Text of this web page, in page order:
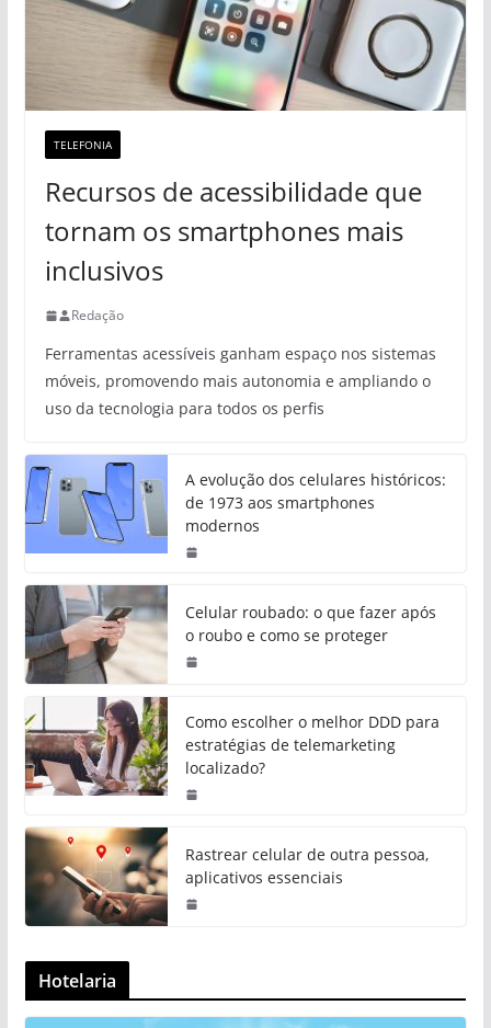
TELEFONIA
Recursos de acessibilidade que
tornam os smartphones mais
inclusivos
Redação
Ferramentas acessíveis ganham espaço nos sistemas
móveis, promovendo mais autonomia e ampliando o
uso da tecnologia para todos os perfis
A evolução dos celulares históricos:
de 1973 aos smartphones
modernos
Celular roubado: o que fazer após
o roubo e como se proteger
Como escolher o melhor DDD para
estratégias de telemarketing
localizado?
Rastrear celular de outra pessoa,
aplicativos essenciais
Hotelaria